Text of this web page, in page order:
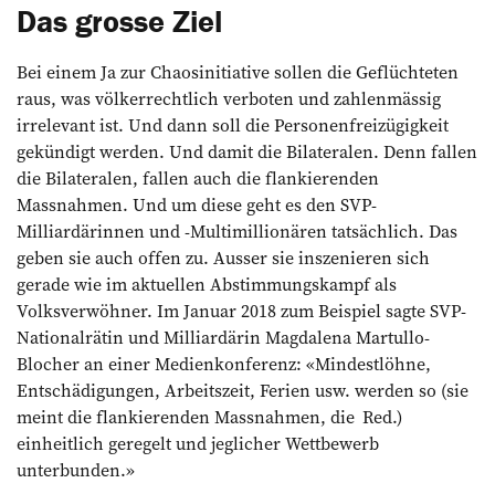
Das grosse Ziel
Bei einem Ja zur Chaosinitiative sollen die Geflüchteten
raus, was völkerrechtlich verboten und zahlenmässig
irrelevant ist. Und dann soll die Personenfreizügigkeit
gekündigt werden. Und damit die Bilateralen. Denn fallen
die Bilateralen, fallen auch die flankierenden
Massnahmen. Und um diese geht es den SVP-
Milliardärinnen und -Multimillionären tatsächlich. Das
geben sie auch offen zu. Ausser sie inszenieren sich
gerade wie im aktuellen Abstimmungskampf als
Volksverwöhner. Im Januar 2018 zum Beispiel sagte SVP-
Nationalrätin und Milliardärin Magdalena Martullo-
Blocher an einer Medienkonferenz: «Mindestlöhne,
Entschädigungen, Arbeitszeit, Ferien usw. werden so (sie
meint die flankierenden Massnahmen, die Red.)
einheitlich geregelt und jeglicher Wettbewerb
unterbunden.»